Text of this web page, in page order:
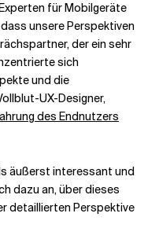
für Mobilgeräte
unsere Perspektiven
der ein sehr
sich
und die
UX-Designer,
des Endnutzers
äußerst interessant und
dazu an, über dieses
detaillierten Perspektive